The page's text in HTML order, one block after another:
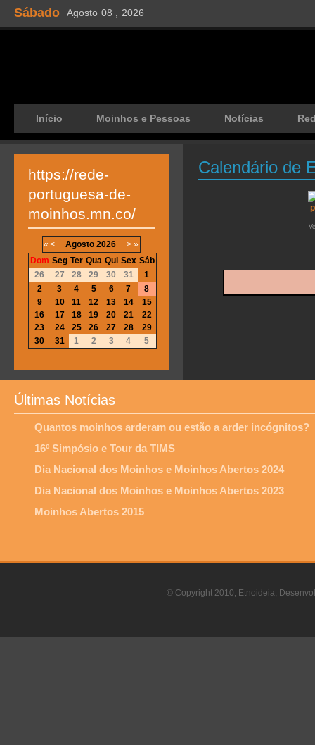
Sábado Agosto 08 , 2026
Início Moinhos e Pessoas Notícias
Calendário de
https://rede-
portuguesa-de-
moinhos.mn.co/
« < Agosto 2026 > »
Dom Seg Ter Qua Qui Sex Sáb
26
27 28 29 30 31
1
2
3 4 5 6 7
8
9
10 11 12 13 14
15
16
17 18 19 20 21
22
23
24 25 26 27 28
29
30
31 1 2 3 4 5
Últimas Notícias
Quantos moinhos arderam ou estão a arder incógnitos?
16º Simpósio e Tour da TIMS
Dia Nacional dos Moinhos e Moinhos Abertos 2024
Dia Nacional dos Moinhos e Moinhos Abertos 2023
Moinhos Abertos 2015
© Copyright 2010, Etnoideia,